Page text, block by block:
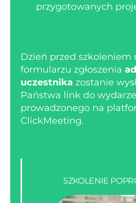
przygotowanych
Dzień przed szkoleniem
formularzu zgłoszenia
uczestnika zostanie
Państwa link do
prowadzonego na
ClickMeeting.
SZKOLENIE